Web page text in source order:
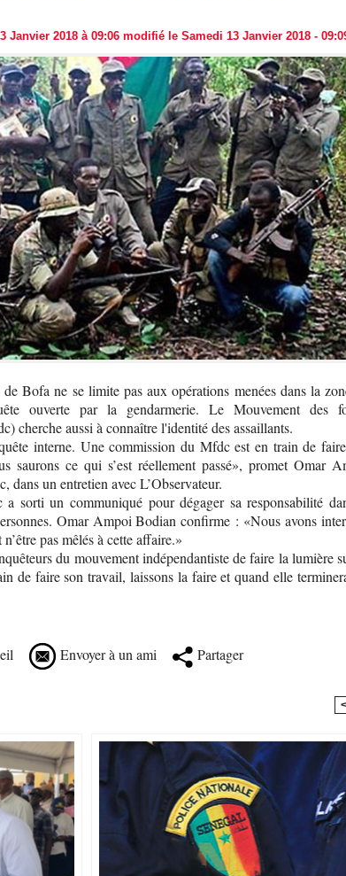
Janvier 2018 à 09:06 modifié le Samedi 13 Janvier 2018 -
Bofa ne se limite pas aux opérations menées dans la
ouverte par la gendarmerie. Le Mouvement des
cherche aussi à connaître l'identité des assaillants.
interne. Une commission du Mfdc est en train de
saurons ce qui s’est réellement passé», promet Omar
dans un entretien avec L’Observateur.
sorti un communiqué pour dégager sa responsabilité
Omar Ampoi Bodian confirme : «Nous avons
pas mêlés à cette affaire.»
du mouvement indépendantiste de faire la lumière
de faire son travail, laissons la faire et quand elle
Envoyer à un ami Partager
<